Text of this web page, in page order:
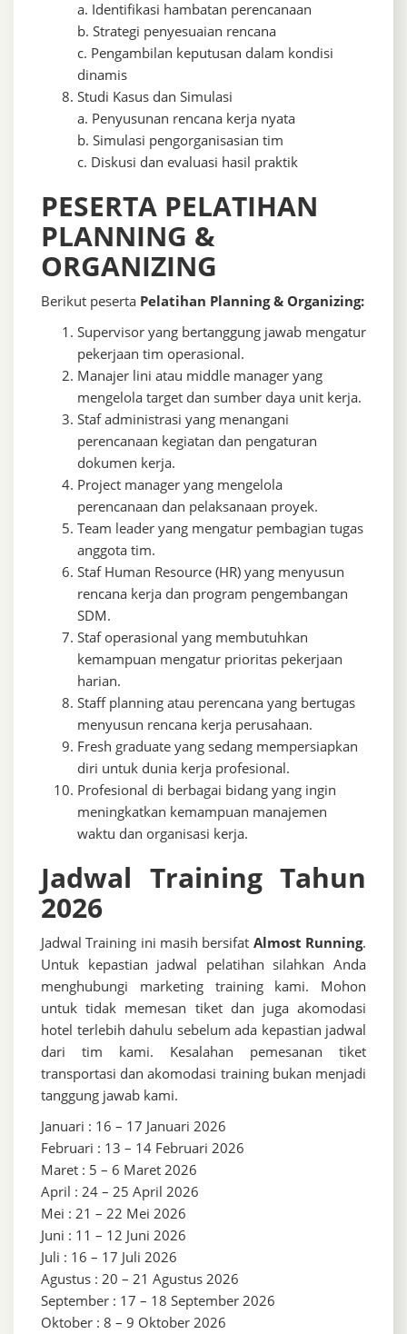
a. Identifikasi hambatan perencanaan
b. Strategi penyesuaian rencana
c. Pengambilan keputusan dalam kondisi
dinamis
Studi Kasus dan Simulasi
a. Penyusunan rencana kerja nyata
b. Simulasi pengorganisasian tim
c. Diskusi dan evaluasi hasil praktik
PESERTA PELATIHAN
PLANNING &
ORGANIZING
Berikut peserta Pelatihan Planning & Organizing:
Supervisor yang bertanggung jawab mengatur
pekerjaan tim operasional.
Manajer lini atau middle manager yang
mengelola target dan sumber daya unit kerja.
Staf administrasi yang menangani
perencanaan kegiatan dan pengaturan
dokumen kerja.
Project manager yang mengelola
perencanaan dan pelaksanaan proyek.
Team leader yang mengatur pembagian tugas
anggota tim.
Staf Human Resource (HR) yang menyusun
rencana kerja dan program pengembangan
SDM.
Staf operasional yang membutuhkan
kemampuan mengatur prioritas pekerjaan
harian.
Staff planning atau perencana yang bertugas
menyusun rencana kerja perusahaan.
Fresh graduate yang sedang mempersiapkan
diri untuk dunia kerja profesional.
Profesional di berbagai bidang yang ingin
meningkatkan kemampuan manajemen
waktu dan organisasi kerja.
Jadwal Training Tahun
2026
Jadwal Training ini masih bersifat Almost Running.
Untuk kepastian jadwal pelatihan silahkan Anda
menghubungi marketing training kami. Mohon
untuk tidak memesan tiket dan juga akomodasi
hotel terlebih dahulu sebelum ada kepastian jadwal
dari tim kami. Kesalahan pemesanan tiket
transportasi dan akomodasi training bukan menjadi
tanggung jawab kami.
Januari : 16 – 17 Januari 2026
Februari : 13 – 14 Februari 2026
Maret : 5 – 6 Maret 2026
April : 24 – 25 April 2026
Mei : 21 – 22 Mei 2026
Juni : 11 – 12 Juni 2026
Juli : 16 – 17 Juli 2026
Agustus : 20 – 21 Agustus 2026
September : 17 – 18 September 2026
Oktober : 8 – 9 Oktober 2026